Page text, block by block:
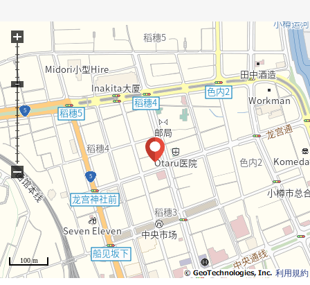
■ 推荐焦点
0 为10层楼8楼部分，光照、风景良好
0 超市·便利店·药妆店等的生活便利设施正在步行10分钟
的范围以内分散地存在。
0 为东北朝向看日本海的观海景
利用規約
100 m
+
−